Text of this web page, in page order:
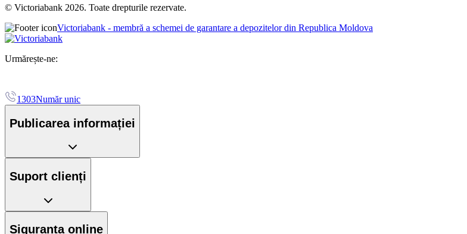
© Victoriabank 2026. Toate drepturile rezervate.
Victoriabank - membră a schemei de garantare a depozitelor din Republica Moldova
Urmărește-ne:
1303Număr unic
Publicarea informației
Suport clienți
Siguranța online